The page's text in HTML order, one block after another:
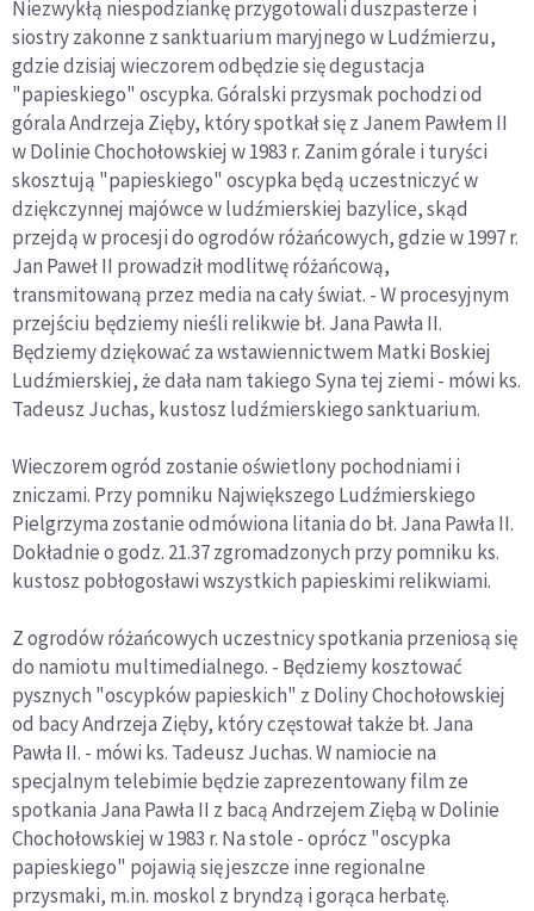
Niezwykłą niespodziankę przygotowali duszpasterze i
siostry zakonne z sanktuarium maryjnego w Ludźmierzu,
gdzie dzisiaj wieczorem odbędzie się degustacja
"papieskiego" oscypka. Góralski przysmak pochodzi od
górala Andrzeja Zięby, który spotkał się z Janem Pawłem II
w Dolinie Chochołowskiej w 1983 r. Zanim górale i turyści
skosztują "papieskiego" oscypka będą uczestniczyć w
dziękczynnej majówce w ludźmierskiej bazylice, skąd
przejdą w procesji do ogrodów różańcowych, gdzie w 1997 r.
Jan Paweł II prowadził modlitwę różańcową,
transmitowaną przez media na cały świat. - W procesyjnym
przejściu będziemy nieśli relikwie bł. Jana Pawła II.
Będziemy dziękować za wstawiennictwem Matki Boskiej
Ludźmierskiej, że dała nam takiego Syna tej ziemi - mówi ks.
Tadeusz Juchas, kustosz ludźmierskiego sanktuarium.
Wieczorem ogród zostanie oświetlony pochodniami i
zniczami. Przy pomniku Największego Ludźmierskiego
Pielgrzyma zostanie odmówiona litania do bł. Jana Pawła II.
Dokładnie o godz. 21.37 zgromadzonych przy pomniku ks.
kustosz pobłogosławi wszystkich papieskimi relikwiami.
Z ogrodów różańcowych uczestnicy spotkania przeniosą się
do namiotu multimedialnego. - Będziemy kosztować
pysznych "oscypków papieskich" z Doliny Chochołowskiej
od bacy Andrzeja Zięby, który częstował także bł. Jana
Pawła II. - mówi ks. Tadeusz Juchas. W namiocie na
specjalnym telebimie będzie zaprezentowany film ze
spotkania Jana Pawła II z bacą Andrzejem Ziębą w Dolinie
Chochołowskiej w 1983 r. Na stole - oprócz "oscypka
papieskiego" pojawią się jeszcze inne regionalne
przysmaki, m.in. moskol z bryndzą i gorąca herbatę.